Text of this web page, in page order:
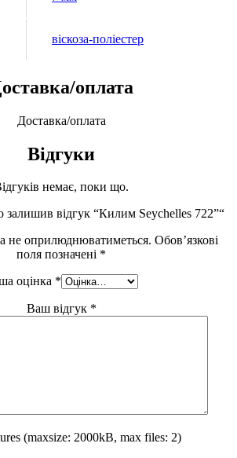
віскоза-поліестер
оплата
Доставка/оплата
Відгуки
немає, поки що.
залишив відгук “Килим Seychelles 722”“
не оприлюднюватиметься. Обов’язкові
поля позначені *
оцінка *
Ваш відгук *
(maxsize: 2000kB, max files: 2)